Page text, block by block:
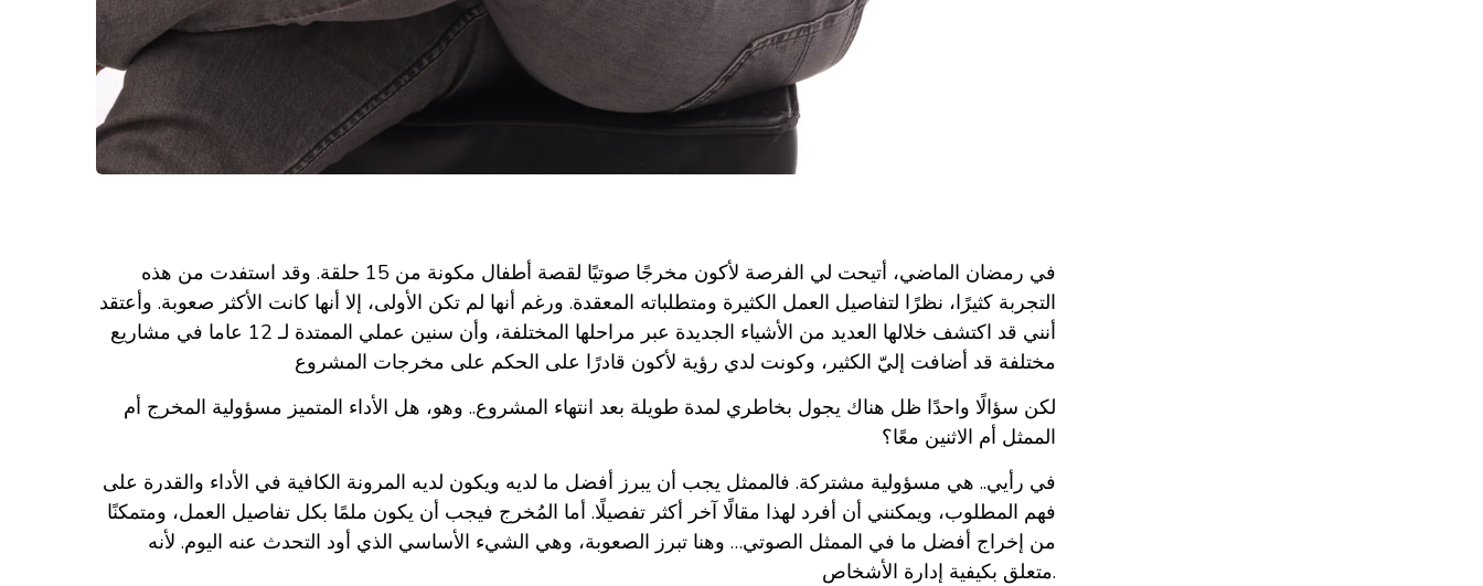
في رمضان الماضي، أتيحت لي الفرصة لأكون مخرجًا صوتيًا لقصة أطفال مكونة من 15 حلقة. وقد استفدت من هذه
التجربة كثيرًا، نظرًا لتفاصيل العمل الكثيرة ومتطلباته المعقدة. ورغم أنها لم تكن الأولى، إلا أنها كانت الأكثر صعوبة. وأعتقد
أنني قد اكتشف خلالها العديد من الأشياء الجديدة عبر مراحلها المختلفة، وأن سنين عملي الممتدة لـ 12 عاما في مشاريع
مختلفة قد أضافت إليّ الكثير، وكونت لدي رؤية لأكون قادرًا على الحكم على مخرجات المشروع
لكن سؤالًا واحدًا ظل هناك يجول بخاطري لمدة طويلة بعد انتهاء المشروع.. وهو، هل الأداء المتميز مسؤولية المخرج أم
الممثل أم الاثنين معًا؟
في رأيي.. هي مسؤولية مشتركة. فالممثل يجب أن يبرز أفضل ما لديه ويكون لديه المرونة الكافية في الأداء والقدرة على
فهم المطلوب، ويمكنني أن أفرد لهذا مقالًا آخر أكثر تفصيلًا. أما المُخرج فيجب أن يكون ملمًا بكل تفاصيل العمل، ومتمكنًا
من إخراج أفضل ما في الممثل الصوتي… وهنا تبرز الصعوبة، وهي الشيء الأساسي الذي أود التحدث عنه اليوم. لأنه
متعلق بكيفية إدارة الأشخاص.